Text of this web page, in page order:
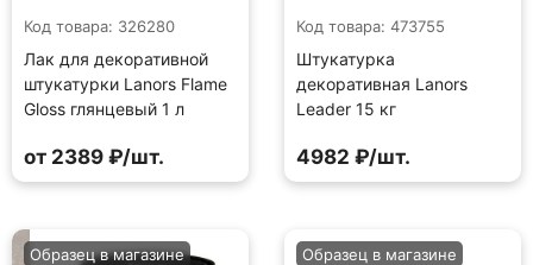
Код товара: 326280
Лак для декоративной
штукатурки Lanors Flame
Gloss глянцевый 1 л
от 2389 ₽/шт.
Код товара: 473755
Штукатурка
декоративная Lanors
Leader 15 кг
4982 ₽/шт.
Образец в магазине Образец в магазине